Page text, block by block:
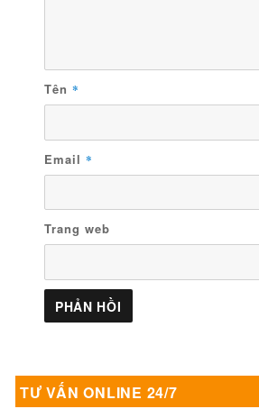
Tên *
Email *
Trang web
TƯ VẤN ONLINE 24/7